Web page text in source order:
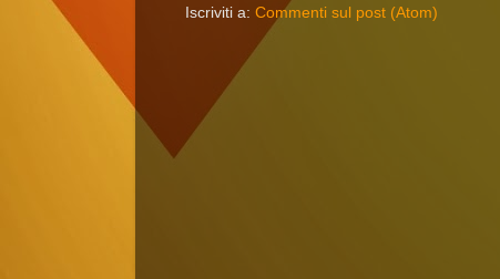
Iscriviti a: Commenti sul post (Atom)